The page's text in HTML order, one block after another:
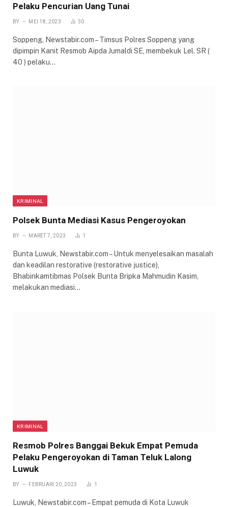
Pelaku Pencurian Uang Tunai
BY MEI 18, 2023 30
Soppeng, Newstabir.com – Timsus Polres Soppeng yang
dipimpin Kanit Resmob Aipda Jumaldi SE, membekuk Lel. SR (
40 ) pelaku…
KRIMINAL
Polsek Bunta Mediasi Kasus Pengeroyokan
BY MARET 7, 2023 1
Bunta Luwuk, Newstabir.com – Untuk menyelesaikan masalah
dan keadilan restorative (restorative justice),
Bhabinkamtibmas Polsek Bunta Bripka Mahmudin Kasim,
melakukan mediasi…
KRIMINAL
Resmob Polres Banggai Bekuk Empat Pemuda
Pelaku Pengeroyokan di Taman Teluk Lalong
Luwuk
BY FEBRUARI 20, 2023 1
Luwuk, Newstabir.com – Empat pemuda di Kota Luwuk